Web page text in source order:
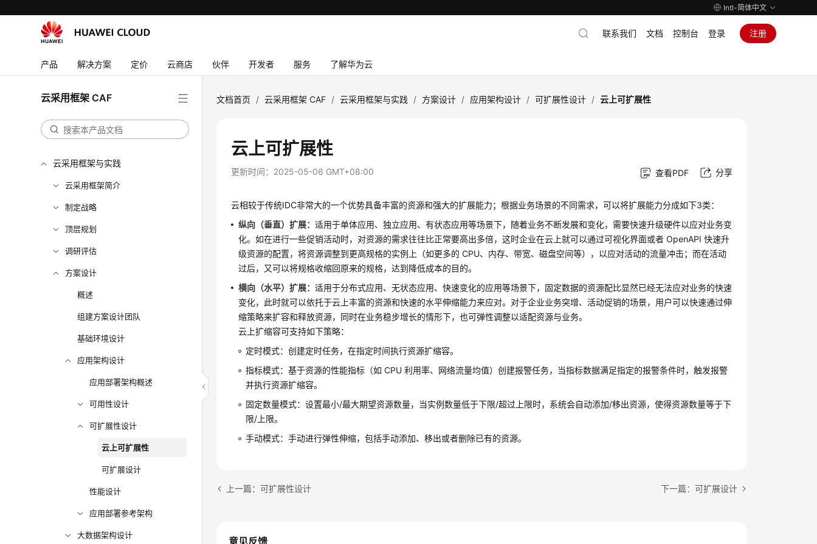
Intl-简体中文
产品 解决方案 定价 云商店 伙伴 开发者 服务 了解华为云
联系我们 文档 控制台 登录 注册
云采用框架 CAF
云采用框架与实践
云采用框架简介
制定战略
顶层规划
调研评估
方案设计
概述
组建方案设计团队
基础环境设计
应用架构设计
应用部署架构概述
可用性设计
可扩展性设计
云上可扩展性
可扩展设计
性能设计
应用部署参考架构
大数据架构设计
文档首页 / 云采用框架 CAF / 云采用框架与实践 / 方案设计 / 应用架构设计 / 可扩展性设计 / 云上可扩展性
云上可扩展性
更新时间： 2025-05-06 GMT+08:00 查看PDF 分享
云相较于传统IDC非常大的一个优势具备丰富的资源和强大的扩展能力；根据业务场景的不同需求，可以将扩展能力分成如下3类：
纵向（垂直）扩展：适用于单体应用、独立应用、有状态应用等场景下，随着业务不断发展和变化，需要快速升级硬件以应对业务变
化。如在进行一些促销活动时，对资源的需求往往比正常要高出多倍，这时企业在云上就可以通过可视化界面或者 OpenAPI 快速升
级资源的配置，将资源调整到更高规格的实例上（如更多的 CPU、内存、带宽、磁盘空间等），以应对活动的流量冲击；而在活动
过后，又可以将规格收缩回原来的规格，达到降低成本的目的。
横向（水平）扩展：适用于分布式应用、无状态应用、快速变化的应用等场景下，固定数据的资源配比显然已经无法应对业务的快速
变化，此时就可以依托于云上丰富的资源和快速的水平伸缩能力来应对。对于企业业务突增、活动促销的场景，用户可以快速通过伸
缩策略来扩容和释放资源，同时在业务稳步增长的情形下，也可弹性调整以适配资源与业务。
云上扩缩容可支持如下策略：
定时模式：创建定时任务，在指定时间执行资源扩缩容。
指标模式：基于资源的性能指标（如 CPU 利用率、网络流量均值）创建报警任务，当指标数据满足指定的报警条件时，触发报警
并执行资源扩缩容。
固定数量模式：设置最小/最大期望资源数量，当实例数量低于下限/超过上限时，系统会自动添加/移出资源，使得资源数量等于下
限/上限。
手动模式：手动进行弹性伸缩，包括手动添加、移出或者删除已有的资源。
上一篇：可扩展性设计 下一篇：可扩展设计
意见反馈